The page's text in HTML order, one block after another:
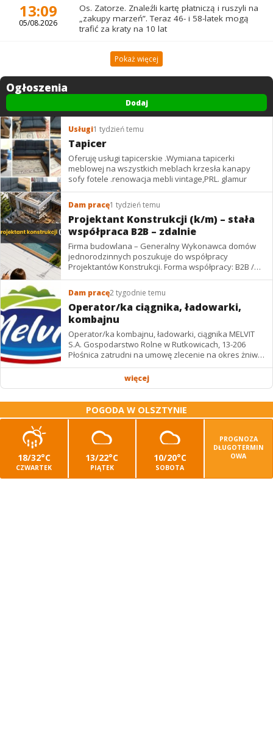
13:09
05/08.2026
Os. Zatorze. Znaleźli kartę płatniczą i ruszyli na
„zakupy marzeń”. Teraz 46- i 58-latek mogą
trafić za kraty na 10 lat
Pokaż więcej
Ogłoszenia
Dodaj
Usługi1 tydzień temu
Tapicer
Oferuję usługi tapicerskie .Wymiana tapicerki
meblowej na wszystkich meblach krzesła kanapy
sofy fotele .renowacja mebli vintage,PRL. glamur
Dam pracę1 tydzień temu
Projektant Konstrukcji (k/m) – stała
współpraca B2B – zdalnie
Firma budowlana – Generalny Wykonawca domów
jednorodzinnych poszukuje do współpracy
Projektantów Konstrukcji. Forma współpracy: B2B /
podwykonawstwo – zdalnie. Wynagrodzenie: ✔
Stawki...
Dam pracę2 tygodnie temu
Operator/ka ciągnika, ładowarki,
kombajnu
Operator/ka kombajnu, ładowarki, ciągnika MELVIT
S.A. Gospodarstwo Rolne w Rutkowicach, 13-206
Płośnica zatrudni na umowę zlecenie na okres żniw: -
operatora/kę kombajnu z uprawnieniami -...
więcej
POGODA W OLSZTYNIE
18/32°C
CZWARTEK
13/22°C
PIĄTEK
10/20°C
SOBOTA
PROGNOZA
DŁUGOTERMIN
OWA